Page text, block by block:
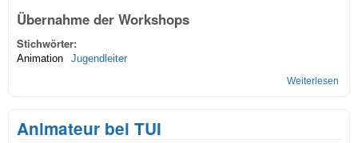
Übernahme der Workshops
Stichwörter:
Animation Jugendleiter
Weiterlesen
Animateur bei TUI